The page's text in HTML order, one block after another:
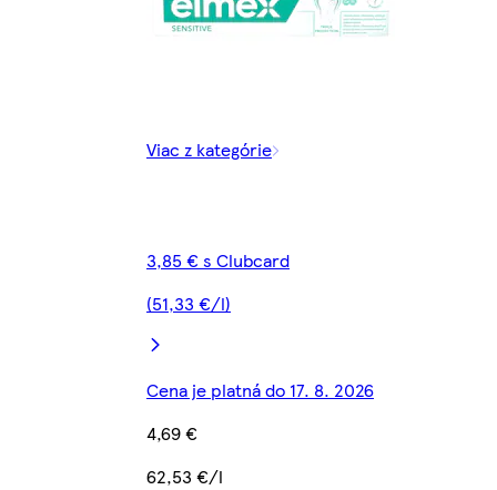
Viac z kategórie
3,85 € s Clubcard
(51,33 €/l)
Cena je platná do 17. 8. 2026
4,69 €
62,53 €/l